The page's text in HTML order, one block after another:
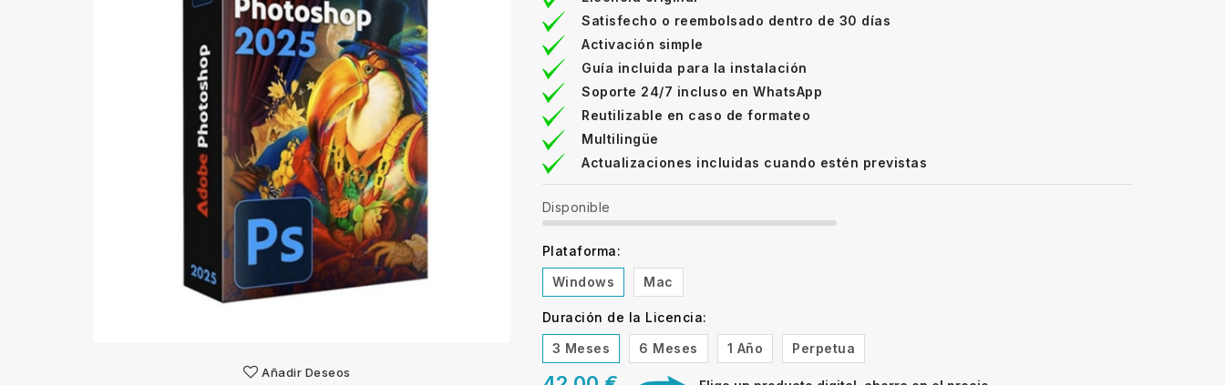
Añadir Deseos
Satisfecho o reembolsado dentro de 30 días
Activación simple
Guía incluida para la instalación
Soporte 24/7 incluso en WhatsApp
Reutilizable en caso de formateo
Multilingüe
Actualizaciones incluidas cuando estén previstas
Disponible
Plataforma:
Windows
Mac
Duración de la Licencia:
3 Meses
6 Meses 1 Año Perpetua